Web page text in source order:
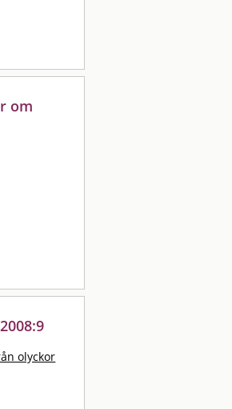
om
olyckor